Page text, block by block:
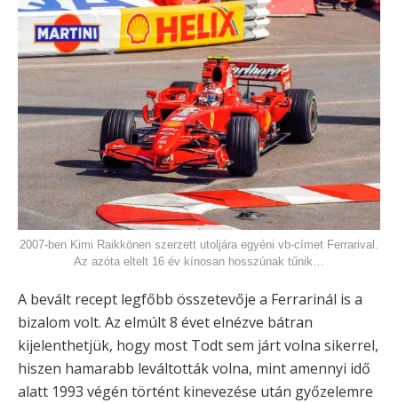
2007-ben Kimi Raikkönen szerzett utoljára egyéni vb-címet Ferrarival.
Az azóta eltelt 16 év kínosan hosszúnak tűnik…
A bevált recept legfőbb összetevője a Ferrarinál is a
bizalom volt. Az elmúlt 8 évet elnézve bátran
kijelenthetjük, hogy most Todt sem járt volna sikerrel,
hiszen hamarabb leváltották volna, mint amennyi idő
alatt 1993 végén történt kinevezése után győzelemre